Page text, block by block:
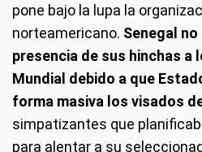
pone bajo la lupa la
norteamericano. Senegal
presencia de sus hinchas a
Mundial debido a que
forma masiva los visados
simpatizantes que
para alentar a su